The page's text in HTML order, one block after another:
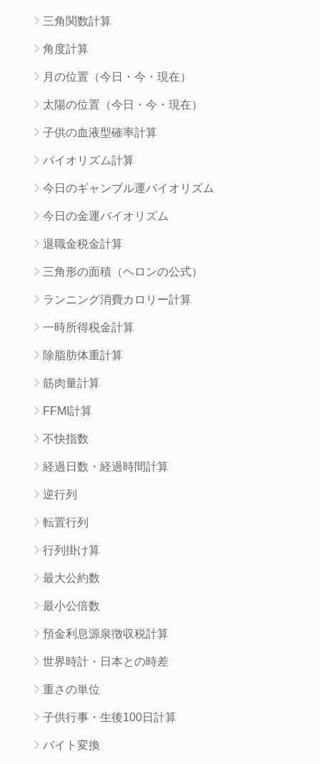
三角関数計算
角度計算
月の位置（今日・今・現在）
太陽の位置（今日・今・現在）
子供の血液型確率計算
バイオリズム計算
今日のギャンブル運バイオリズム
今日の金運バイオリズム
退職金税金計算
三角形の面積（ヘロンの公式）
ランニング消費カロリー計算
一時所得税金計算
除脂肪体重計算
筋肉量計算
FFMI計算
不快指数
経過日数・経過時間計算
逆行列
転置行列
行列掛け算
最大公約数
最小公倍数
預金利息源泉徴収税計算
世界時計・日本との時差
重さの単位
子供行事・生後100日計算
バイト変換